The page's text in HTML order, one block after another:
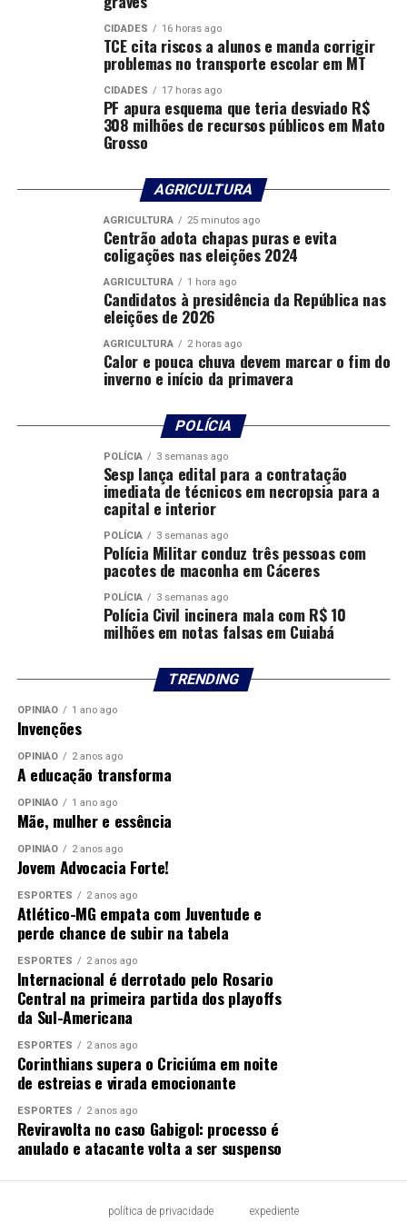
atos que deram origem ao litígio e que sua atuação se
restringe à análise técnica dos cálculos e à verificação do
cumprimento das regras contratuais.
Comentários
ÁGUA BARRAR BUSCA
CUIABA..CBA DESTAQUE JUSTIÇA
REAJUSTE TARIFA
Nota Cuiabana Premiada contempla moradores com
prêmios em dinheiro
Justiça determina que prefeitura de Cuiabá retome
descontos de consignados na folha dos servidores
CIDADES 16 horas ago
TCE cita riscos a alunos e manda corrigir
problemas no transporte escolar em MT
CIDADES 17 horas ago
PF apura esquema que teria desviado R$
308 milhões de recursos públicos em Mato
Grosso
AGRICULTURA
AGRICULTURA 25 minutos ago
Centrão adota chapas puras e evita
coligações nas eleições 2024
AGRICULTURA 1 hora ago
Candidatos à presidência da República nas
eleições de 2026
AGRICULTURA 2 horas ago
Calor e pouca chuva devem marcar o fim do
inverno e início da primavera
POLÍCIA
POLÍCIA 3 semanas ago
Sesp lança edital para a contratação
imediata de técnicos em necropsia para a
capital e interior
POLÍCIA 3 semanas ago
Polícia Militar conduz três pessoas com
pacotes de maconha em Cáceres
POLÍCIA 3 semanas ago
Polícia Civil incinera mala com R$ 10
milhões em notas falsas em Cuiabá
TRENDING
OPINIÃO 1 ano ago
Invenções
OPINIÃO 2 anos ago
A educação transforma
OPINIÃO 1 ano ago
Mãe, mulher e essência
OPINIÃO 2 anos ago
Jovem Advocacia Forte!
ESPORTES 2 anos ago
Atlético-MG empata com Juventude e
perde chance de subir na tabela
ESPORTES 2 anos ago
Internacional é derrotado pelo Rosario
Central na primeira partida dos playoffs
da Sul-Americana
ESPORTES 2 anos ago
Corinthians supera o Criciúma em noite
de estreias e virada emocionante
ESPORTES 2 anos ago
Reviravolta no caso Gabigol: processo é
anulado e atacante volta a ser suspenso
política de privacidade expediente